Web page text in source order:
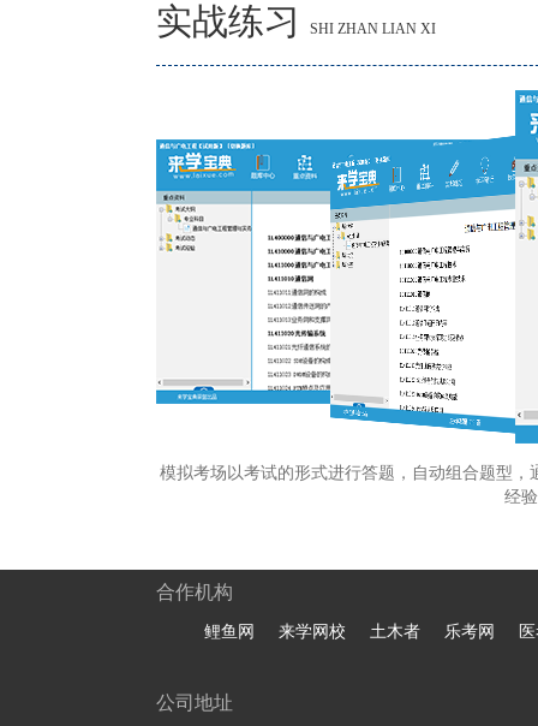
实战练习 SHI ZHAN LIAN XI
模拟考场以考试的形式进行答题，自动组合题型
经
合作机构
鲤鱼网 来学网校 土木者 乐考网
公司地址